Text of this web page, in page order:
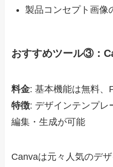
製品コンセプト画像
おすすめツール③：
料金: 基本機能は無料、
特徴: デザインテンプレ
編集・生成が可能
Canvaは元々人気のデ